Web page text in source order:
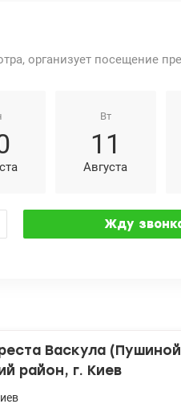
организует посещение
Вт
11
Августа
Васкула (Пушиной
район, г. Киев